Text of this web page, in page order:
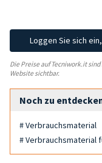
Loggen Sie sich
Die Preise auf Tecniwork.it
Website sichtbar.
Noch zu
# Verbrauchsmaterial
# Verbrauchsmaterial